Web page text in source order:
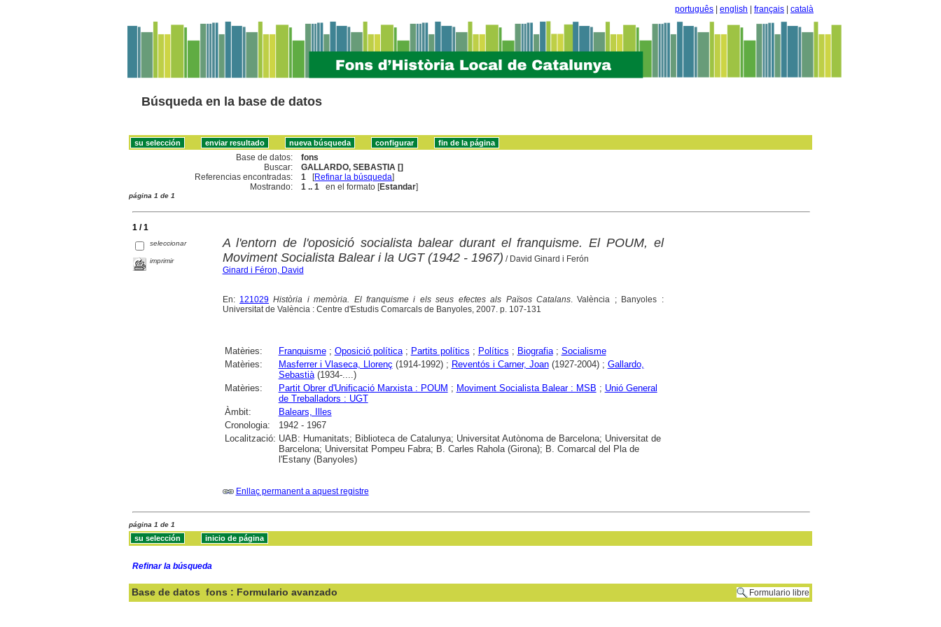
português english français català
Búsqueda en la base de datos
Base de datos:
fons
Buscar:
GALLARDO, SEBASTIA []
Referencias encontradas:
1 [Refinar la búsqueda]
Mostrando:
1 .. 1 en el formato [Estandar]
página 1 de 1
1 / 1
seleccionar
imprimir
A l'entorn de l'oposició socialista balear durant el franquisme. El POUM, el
Moviment Socialista Balear i la UGT (1942 - 1967) / David Ginard i Ferón
Ginard i Féron, David
En: 121029 Història i memòria. El franquisme i els seus efectes als Països Catalans. València ; Banyoles :
Universitat de València : Centre d'Estudis Comarcals de Banyoles, 2007. p. 107-131
Matèries: Franquisme; Oposició política; Partits polítics ; Polítics ; Biografia; Socialisme
Matèries:
Masferrer i Vlaseca, Llorenç (1914-1992) ; Reventós i Carner, Joan(1927-2004) ; Gallardo,
Sebastià(1934-....)
Matèries:
Partit Obrer d'Unificació Marxista : POUM ; Moviment Socialista Balear : MSB ; Unió General
de Treballadors : UGT
Àmbit:
Balears, Illes
Cronologia:
1942 - 1967
Localització: UAB: Humanitats; Biblioteca de Catalunya; Universitat Autònoma de Barcelona; Universitat de
Barcelona; Universitat Pompeu Fabra; B. Carles Rahola (Girona); B. Comarcal del Pla de
l'Estany (Banyoles)
Enllaç permanent a aquest registre
página 1 de 1
Refinar la búsqueda
Base de datos fons : Formulario avanzado Formulario libre